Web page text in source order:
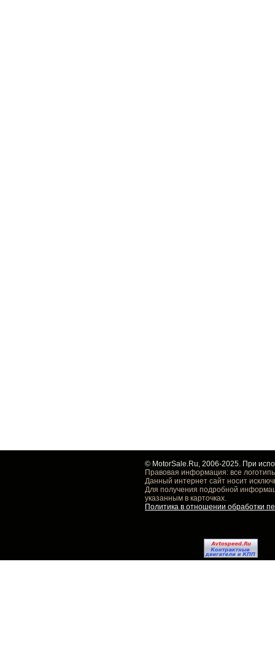
© MotorSale.Ru, 2006-2025. При
Правовая информация: все
Данный интернет сайт носит
Для получения подробной
указанным в карточках.
Политика в отношении обработки